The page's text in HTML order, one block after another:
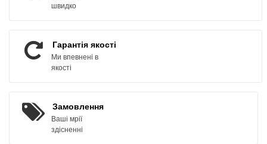
швидко
Гарантія якості
Ми впевнені в
якості
Замовлення
Ваші мрії
здісненні